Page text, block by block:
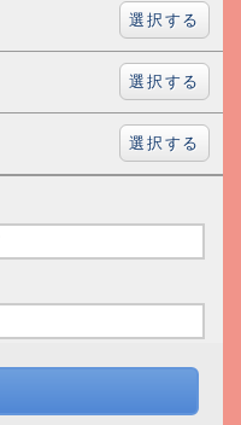
選択する
選択する
選択する